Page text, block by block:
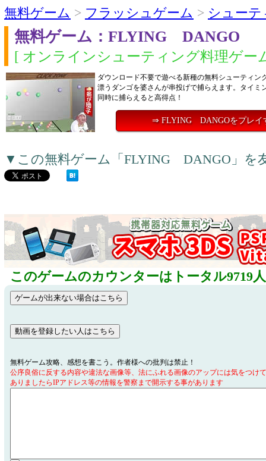
無料ゲーム > フラッシュゲーム > シューテ
無料ゲーム：FLYING DANGO
[ オンラインシューティング料理ゲー
ダウンロード不要で遊べる新種の無料シューティン
漂うダンゴを婆さんが串投げで捕らえます。タイミ
同時に捕らえると高得点！
⇒ FLYING DANGOをプレイ
▼この無料ゲーム「FLYING DANGO」を
このゲームのカウンターはトータル9719
無料ゲーム攻略、感想を書こう。作者様への批判は禁止！
公序良俗に反する内容や違法な画像等、法にふれる画像のアップには気をつけ
ありましたらIPアドレス等の情報を警察まで開示する事があります